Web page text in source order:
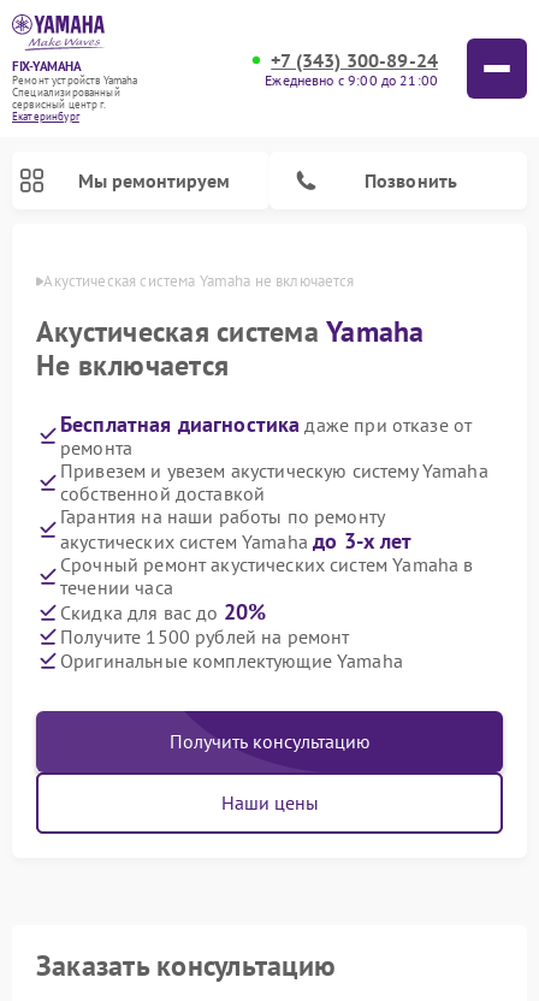
FIX-YAMAHA
Ремонт устройств Yamaha
Специализированный
cервисный центр г.
Екатеринбург
+7 (343) 300-89-24
Ежедневно с 9:00 до 21:00
Мы ремонтируем Позвонить
Акустическая система Yamaha не включается
Акустическая системаYamaha
Не включается
Бесплатная диагностика даже при отказе от
ремонта
Привезем и увезем акустическую систему Yamaha
собственной доставкой
Гарантия на наши работы по ремонту
акустических систем Yamahaдо 3-х лет
Срочный ремонт акустических систем Yamaha в
течении часа
Скидка для вас до 20%
Получите 1500 рублей на ремонт
Оригинальные комплектующие Yamaha
Получить консультацию
Наши цены
Заказать консультацию